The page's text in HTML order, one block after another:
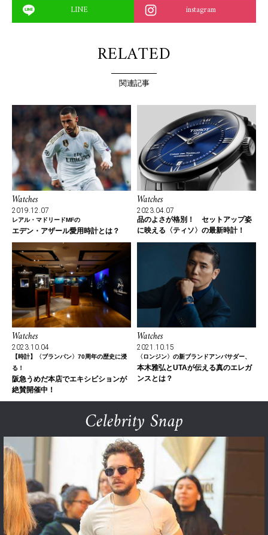
LINE
instagram
RELATED
関連記事
Watches
2019.12.07
レアル・マドリードMFの
エデン・アザール愛用時計とは？
Watches
2023.04.07
品のよさが格別！ セットアップ姿
に映える〈ティソ〉の最新時計！
Watches
2023.10.04
【時計】〈ブランパン〉70周年の歴史に浸
る！
阪急うめだ本店でエキシビションが
絶賛開催中！
Watches
2021.10.15
〈ロンジン〉の新ブランドアンバサダー、
本木雅弘とUTAが伝える真のエレガ
ンスとは？
Celebrity Snap